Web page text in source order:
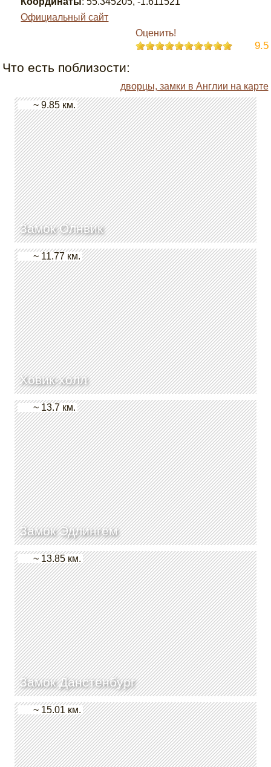
Официальный сайт
Оценить!
9.5
Что есть поблизости:
дворцы, замки в Англии на карте
Замок Олнвик
~ 9.85 км.
Ховик-холл
~ 11.77 км.
Замок Эдлингем
~ 13.7 км.
Замок Данстенбург
~ 13.85 км.
~ 15.01 км.